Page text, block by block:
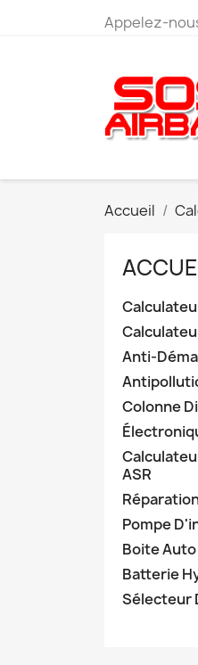
Appelez-
Accueil
Anti-
Colonne
ASR
Pompe
Boite Auto
Batterie
Sélecteur